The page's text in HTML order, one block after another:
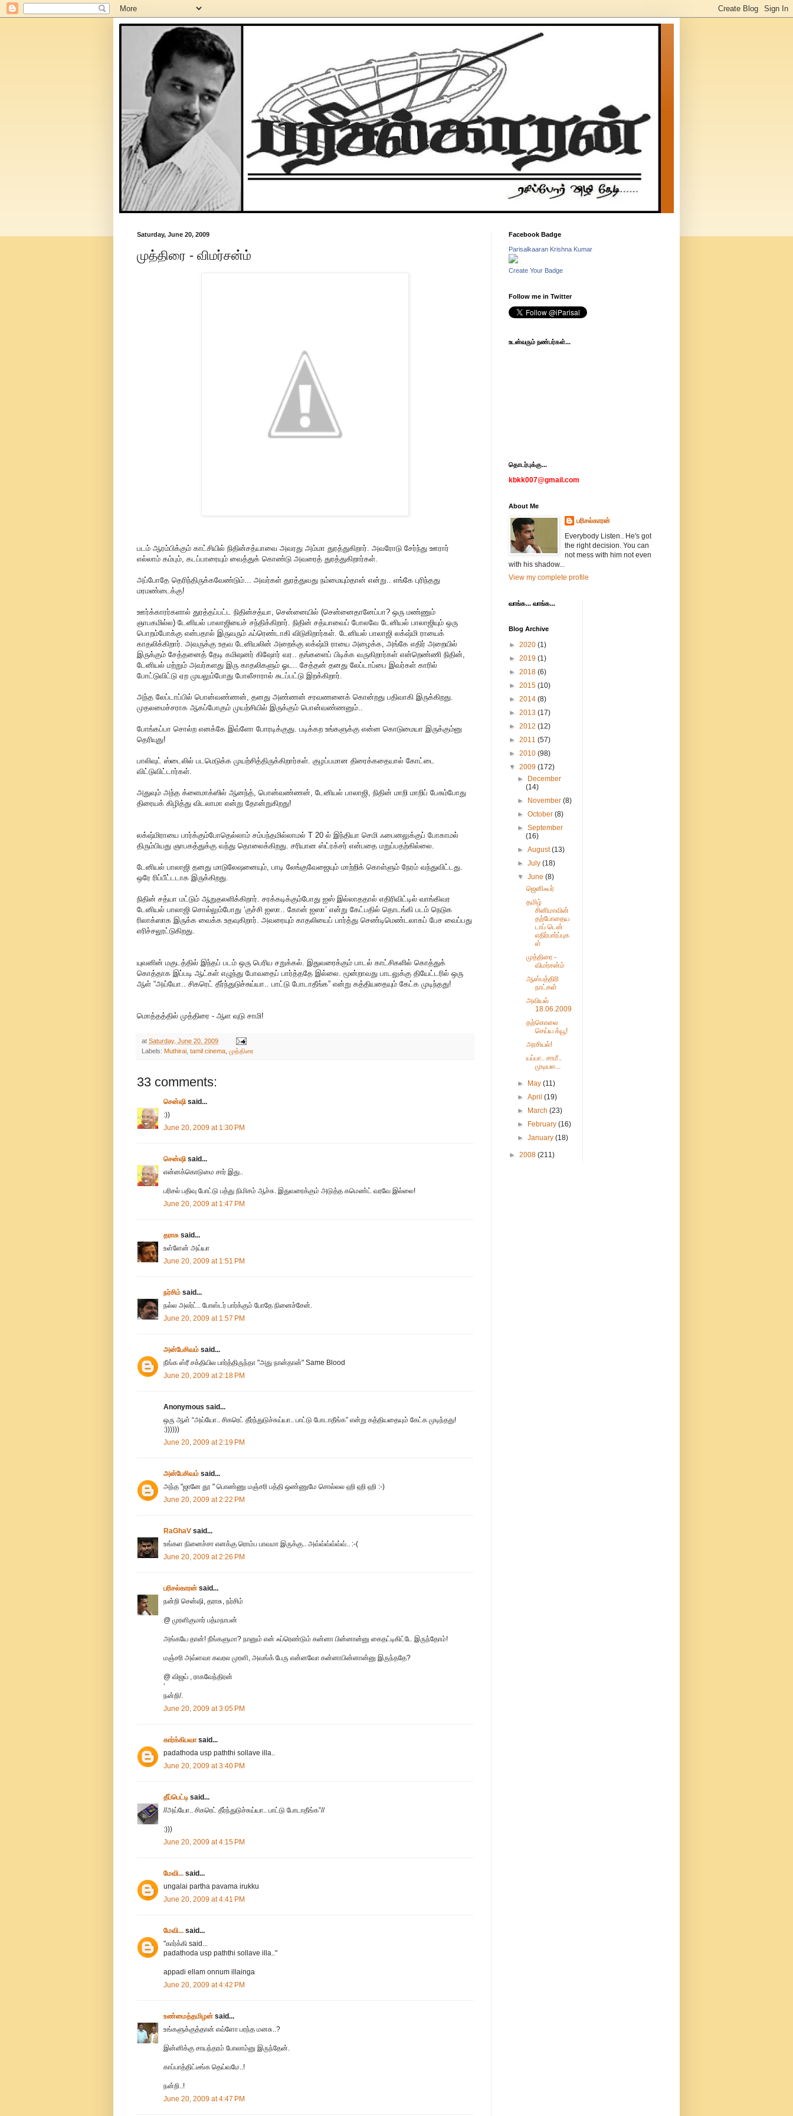
Saturday, June 20, 2009
முத்திரை - விமர்சன்ம்
படம் ஆரம்பிக்கும் காட்சியில் நிதின்சத்யாவை அவரது அம்மா துரத்துகிறார். அவரோடு சேர்ந்து ஊரார்
எல்லாம் கம்பும், கடப்பாரையும் வைத்துக் கொண்டு அவரைத் துரத்துகிறார்கள்.
அப்போதே தெரிந்திருக்கவேண்டும்... அவர்கள் துரத்துவது நம்மையும்தான் என்று.. எங்கே புரிந்தது
மரமண்டைக்கு!
ஊர்க்காரர்களால் துரத்தப்பட்ட நிதின்சத்யா, சென்னையில் (சென்னைதானேப்பா? ஒரு மண்ணும்
ஞாபகமில்ல) டேனியல் பாலாஜியைச் சந்திக்கிறார். நிதின் சத்யாவைப் போலவே டேனியல் பாலாஜியும் ஒரு
பொறம்போக்கு என்பதால் இருவரும் ஃப்ரெண்டாகி விடுகிறார்கள். டேனியல் பாலாஜி லக்‌ஷ்மி ராயைக்
காதலிக்கிறார். அவருக்கு உதவ டேனியலின் அறைக்கு லக்‌ஷ்மி ராயை அழைக்க, அங்கே எதிர் அறையில்
இருக்கும் சேத்தனைத் தேடி கமிஷனர் கிஷோர் வர.. தங்களைப் பிடிக்க வருகிறார்கள் என்றெண்ணி நிதின்,
டேனியல் மற்றும் அவர்களது இரு காதலிகளும் ஓட.. சேத்தன் தனது லேப்டாப்பை இவர்கள் காரில்
போட்டுவிட்டு ஏற முயலும்போது போலீசாரால் சுடப்பட்டு இறக்கிறார்.
அந்த லேப்டாப்பில் பொன்வண்ணன், தனது அண்ணன் சரவணனைக் கொன்றது பதிவாகி இருக்கிறது.
முதலமைச்சராக ஆகப்போகும் முயற்சியில் இருக்கும் பொன்வண்ணனும்..
போங்கப்பா சொல்ற எனக்கே இவ்ளோ போரடிக்குது. படிக்கற உங்களுக்கு என்ன கொடுமையா இருக்கும்னு
தெரியுது!
பாலிவுட் ஸ்டைலில் படமெடுக்க முயற்சித்திருக்கிறார்கள். குழப்பமான திரைக்கதையால் கோட்டை
விட்டுவிட்டார்கள்.
அதுவும் அந்த க்ளைமாக்ஸில் ஆனந்த், பொன்வண்ணன், டேனியல் பாலாஜி, நிதின் மாறி மாறிப் பேசும்போது
திரையக் கிழித்து விடலாமா என்று தோன்றுகிறது!
லக்‌ஷ்மிராயை பார்க்கும்போதெல்லாம் சம்பந்தமில்லாமல் T 20 ல் இந்தியா செமி ஃபைனலுக்குப் போகாமல்
திரும்பியது ஞாபகத்துக்கு வந்து தொலைக்கிறது. சரியான ஸ்ட்ரக்சர் என்பதை மறுப்பதற்கில்லை.
டேனியல் பாலாஜி தனது மாடுலேஷனையும், பாடி லேங்குவேஜையும் மாற்றிக் கொள்ளும் நேரம் வந்துவிட்டது.
ஒரே ரிப்பீட்டடாக இருக்கிறது.
நிதின் சத்யா மட்டும் ஆறுதலளிக்கிறார். சரக்கடிக்கும்போது ஐஸ் இல்லாததால் எதிரிவிட்டில் வாங்கிவர
டேனியல் பாலாஜி சொல்லும்போது ‘குச்சி ஐஸா.. கோன் ஐஸா’ என்று கேட்பதில் தொடங்கி படம் நெடுக
ரிலாக்ஸாக இருக்க வைக்க உதவுகிறார். அவரையும் காதலியைப் பார்த்து செண்டிமெண்டலாகப் பேச வைப்பது
எரிச்சலூட்டுகிறது.
யுவனின் மகுடத்தில் இந்தப் படம் ஒரு பெரிய சறுக்கல். இதுவரைக்கும் பாடல் காட்சிகளில் கொத்துக்
கொத்தாக இப்படி ஆட்கள் எழுந்து போவதைப் பார்த்ததே இல்லை. மூன்றாவது பாடலுக்கு தியேட்டரில் ஒரு
ஆள் “அய்யோ.. சிகரெட் தீர்ந்துடுச்சுய்யா.. பாட்டு போடாதீங்க” என்று கத்தியதையும் கேட்க முடிந்தது!
மொத்தத்தில் முத்திரை - ஆள வுடு சாமி!
at Saturday, June 20, 2009
Labels: Muthirai tamil cinema முத்திரை
33 comments:
சென்ஷி said...
:))
June 20, 2009 at 1:30 PM
சென்ஷி said...
என்னக்கொடுமை சார் இது..
பரிசல் பதிவு போட்டு பத்து நிமிசம் ஆச்சு. இதுவரைக்கும் அடுத்த கமெண்ட் வரவே இல்லை!
June 20, 2009 at 1:47 PM
தராசு said...
உள்ளேன் அய்யா
June 20, 2009 at 1:51 PM
நர்சிம் said...
நல்ல அலர்ட்.. போஸ்டர் பார்க்கும் போதே நினைச்சேன்.
June 20, 2009 at 1:57 PM
அன்பேசிவம் said...
நீங்க ஸ்ரீ சக்தியில பார்த்திருந்தா "அது நான்தான்" Same Blood
June 20, 2009 at 2:18 PM
Anonymous said...
ஒரு ஆள் “அய்யோ.. சிகரெட் தீர்ந்துடுச்சுய்யா.. பாட்டு போடாதீங்க” என்று கத்தியதையும் கேட்க முடிந்தது!
:))))))
June 20, 2009 at 2:19 PM
அன்பேசிவம் said...
அந்த "ஜானே தூ " பொண்ணு மஞ்சரி பத்தி ஒண்ணுமே சொல்லல ஹி ஹி ஹி :-)
June 20, 2009 at 2:22 PM
RaGhaV said...
உங்கள நினைச்சா எனக்கு ரொம்ப பாவமா இருக்கு.. அவ்வ்வ்வ்வ்வ்.. :-(
June 20, 2009 at 2:26 PM
பரிசல்காரன் said...
நன்றி சென்ஷி, தராசு, நர்சிம்
@ முரளிகுமார் பத்மநாபன்
அங்கயே தான்! நீங்களுமா? நானும் என் ஃப்ரெண்டும் கன்னா பின்னான்னு கைதட்டிகிட்டே இருந்தோம்!
மஞ்சரி அவ்ளவா கவரல முரளி, அவங்க் பேரு என்னவோ கன்னாபின்னான்னு இருந்ததே?
@ விஜய் , ராகவேந்திரன்
‘
நன்றி/.
June 20, 2009 at 3:05 PM
கார்க்கிபவாsaid...
padathoda usp paththi sollave illa..
June 20, 2009 at 3:40 PM
தீப்பெட்டி said...
//அய்யோ.. சிகரெட் தீர்ந்துடுச்சுய்யா.. பாட்டு போடாதீங்க”//
:)))
June 20, 2009 at 4:15 PM
மேவி... said...
ungalai partha pavama irukku
June 20, 2009 at 4:41 PM
மேவி... said...
"கார்க்கி said...
padathoda usp paththi sollave illa.."
appadi ellam onnum illainga
June 20, 2009 at 4:42 PM
உண்மைத்தமிழன் said...
உங்களுக்குத்தான் எவ்ளோ பரந்த மனசு..?
இன்னிக்கு சாயந்தரம் போலாம்னு இருந்தேன்.
காப்பாத்திட்டீங்க தெய்வமே..!
நன்றி..!
June 20, 2009 at 4:47 PM
Facebook Badge
Parisalkaaran Krishna Kumar
Create Your Badge
Follow me in Twitter
உடன்வரும் நண்பர்கள்...
தொடர்புக்கு...
kbkk007@gmail.com
About Me
பரிசல்காரன்
Everybody Listen.. He's got
the right decision. You can
not mess with him not even
with his shadow...
View my complete profile
வாங்க... வாங்க...
Blog Archive
► 2020 (1)
► 2019 (1)
► 2018 (6)
► 2015 (10)
► 2014 (8)
► 2013 (17)
► 2012 (12)
► 2011 (57)
► 2010 (98)
▼ 2009 (172)
►
December
(14)
►
November(8)
►October(8)
►September
(16)
►August(13)
►July(18)
▼June(8)
ஜெனிஃபர்
தமிழ்
சினிமாவின்
தற்போதைய
டாப் டென்
எதிர்பார்ப்புக
ள்
முத்திரை -
விமர்சன்ம்
ஆஸ்பத்திரி
நாட்கள்
அவியல்
18.06.2009
தற்கொலை
செய்ய க்யூ!
அரசியல்!
யப்பா.. சாமீ..
முடியல...
► May(11)
►April(19)
►
March(23)
►
February(16)
►January(18)
► 2008 (211)